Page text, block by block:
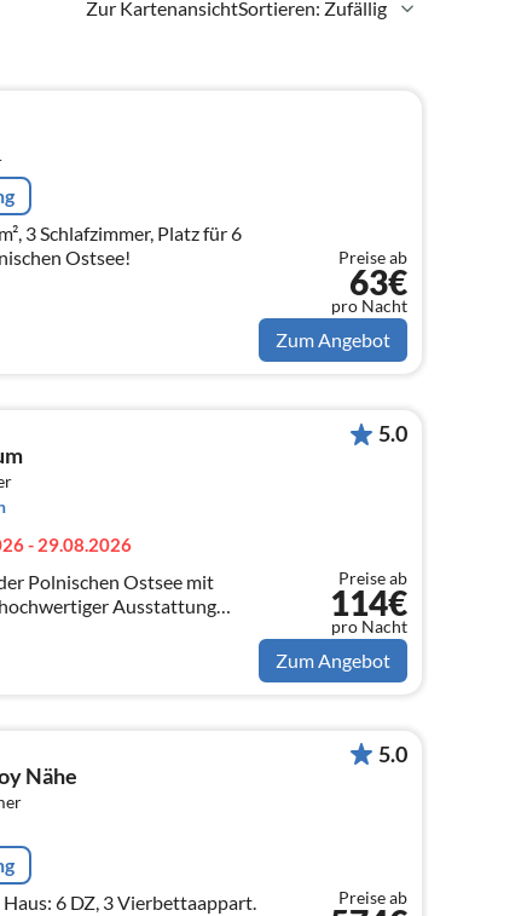
Zur KartenansichtSortieren: Zufällig
3 Schlafzimmer, Platz für 6
Ostsee!
Preise ab
63€
pro Nacht
Zum Angebot
- 29.08.2026
Polnischen Ostsee mit
Ausstattung
5.0
Preise ab
114€
pro Nacht
Zum Angebot
Nähe
6 DZ, 3 Vierbettaappart.
5.0
Preise ab